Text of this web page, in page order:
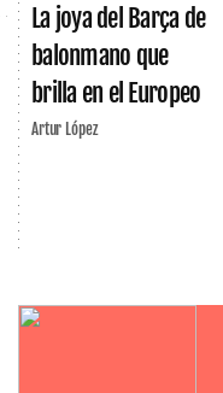
La joya del Barça de
balonmano que
brilla en el Europeo
Artur López